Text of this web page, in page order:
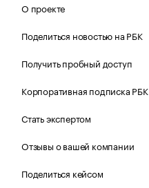
О проекте
Поделиться новостью на РБК
Получить пробный доступ
Корпоративная подписка РБК
Стать экспертом
Отзывы о вашей компании
Поделиться кейсом